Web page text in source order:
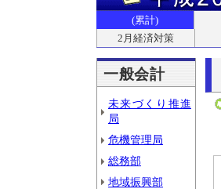
(累計)
2月経済対策
一般会計
未来づくり推進
局
危機管理局
総務部
地域振興部